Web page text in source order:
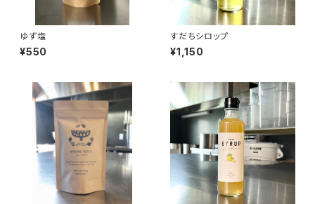
ゆず塩
¥550
すだちシロップ
¥1,150